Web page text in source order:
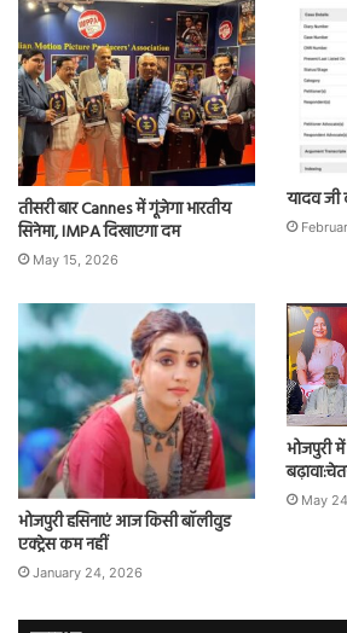
तीसरी बार Cannes में गूंजेगा भारतीय
सिनेमा, IMPA दिखाएगा दम
May 15, 2026
यादव जी
भोजपुरी हसिनाएं आज किसी बॉलीवुड
एक्ट्रेस कम नहीं
January 24, 2026
भोजपुरी
May